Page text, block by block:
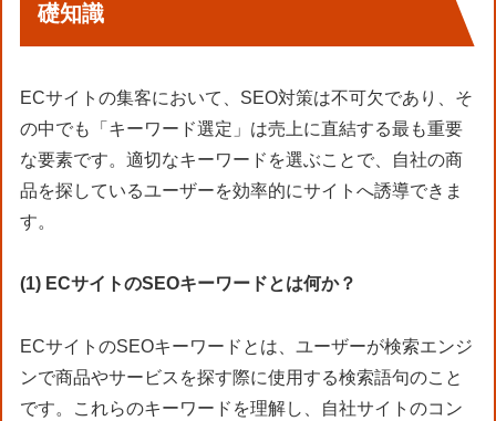
礎知識
ECサイトの集客において、SEO対策は不可欠であり、そ
の中でも「キーワード選定」は売上に直結する最も重要
な要素です。適切なキーワードを選ぶことで、自社の商
品を探しているユーザーを効率的にサイトへ誘導できま
す。
(1) ECサイトのSEOキーワードとは何か？
ECサイトのSEOキーワードとは、ユーザーが検索エンジ
ンで商品やサービスを探す際に使用する検索語句のこと
です。これらのキーワードを理解し、自社サイトのコン